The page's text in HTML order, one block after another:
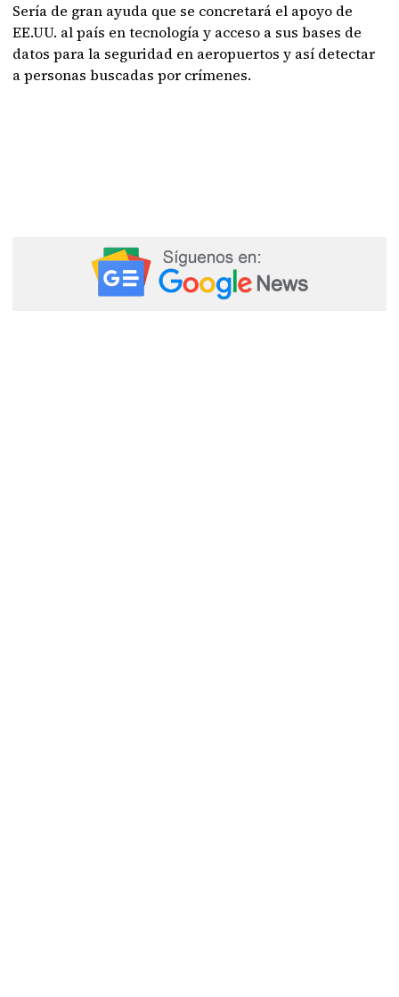
Sería de gran ayuda que se concretará el apoyo de
EE.UU. al país en tecnología y acceso a sus bases de
datos para la seguridad en aeropuertos y así detectar
a personas buscadas por crímenes.